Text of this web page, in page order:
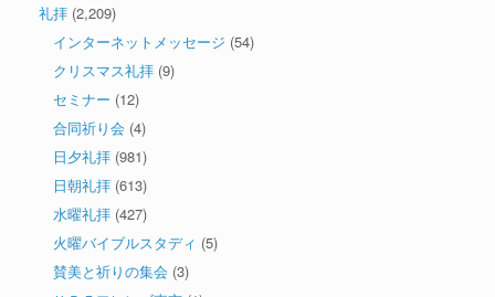
礼拝 (2,209)
インターネットメッセージ (54)
クリスマス礼拝 (9)
セミナー (12)
合同祈り会 (4)
日夕礼拝 (981)
日朝礼拝 (613)
水曜礼拝 (427)
火曜バイブルスタディ (5)
賛美と祈りの集会 (3)